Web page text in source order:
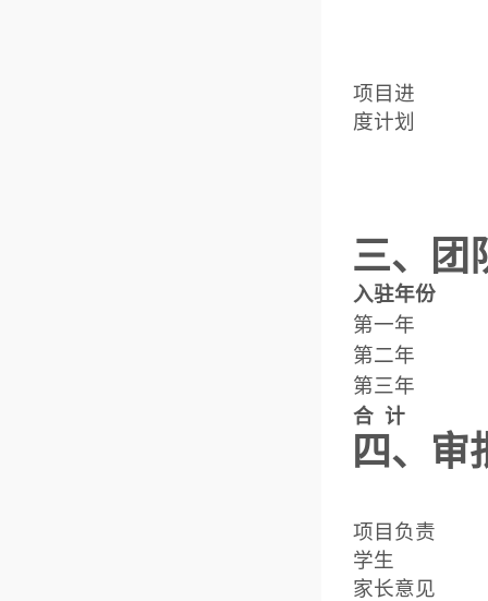
项目进
度计划
三、团
入驻年份
第一年
第二年
第三年
合 计
四、审
项目负责
学生
家长意见